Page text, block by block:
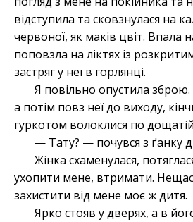
відступила та сковзнулася на
червоної, як маків цвіт. Впала
поповзла на ліктях із
застряг у неї в горлянці.
Я повільно опустила
а потім повз неї до виходу,
гуркотом волоклися по дощатій
— Тату? — почувся з ґанку
Жінка схаменулася,
ухопити мене, втримати.
захистити від мене моє ж дитя.
Ярко стояв у дверях, а в